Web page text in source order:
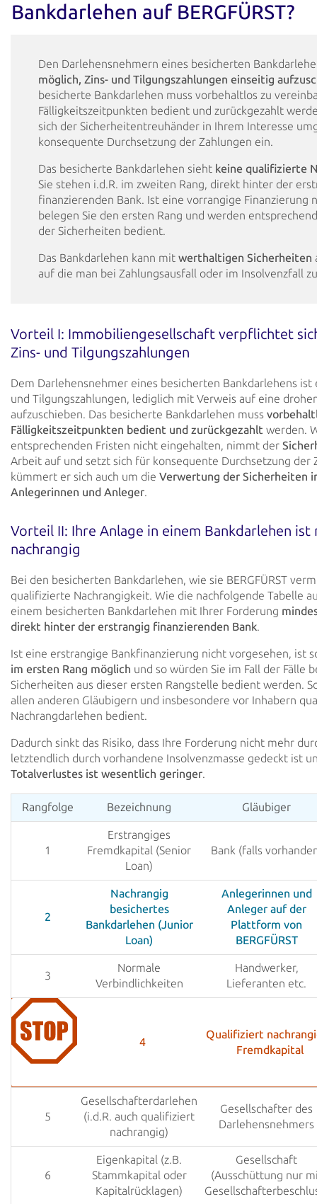
Bankdarlehen auf BERGFÜRST?
Den Darlehensnehmern eines besicherten
möglich, Zins- und Tilgungszahlungen einseitig
besicherte Bankdarlehen muss vorbehaltlos zu
Fälligkeitszeitpunkten bedient und zurückgezahlt
sich der Sicherheitentreuhänder in Ihrem Interesse
konsequente Durchsetzung der Zahlungen ein.
Das besicherte Bankdarlehen sieht keine qualifizierte
Sie stehen i.d.R. im zweiten Rang, direkt hinter der
finanzierenden Bank. Ist eine vorrangige Finanzierung
belegen Sie den ersten Rang und werden
der Sicherheiten bedient.
Das Bankdarlehen kann mit werthaltigen Sicherheiten
auf die man bei Zahlungsausfall oder im Insolvenzfall
Vorteil I: Immobiliengesellschaft verpflichtet
Zins- und Tilgungszahlungen
Dem Darlehensnehmer eines besicherten Bankdarlehens ist
und Tilgungszahlungen, lediglich mit Verweis auf eine
aufzuschieben. Das besicherte Bankdarlehen muss
Fälligkeitszeitpunkten bedient und zurückgezahlt werden.
entsprechenden Fristen nicht eingehalten, nimmt der
Arbeit auf und setzt sich für konsequente Durchsetzung der
kümmert er sich auch um die Verwertung der Sicherheiten
Anlegerinnen und Anleger.
Vorteil II: Ihre Anlage in einem Bankdarlehen
nachrangig
Bei den besicherten Bankdarlehen, wie sie BERGFÜRST
qualifizierte Nachrangigkeit. Wie die nachfolgende Tabelle
einem besicherten Bankdarlehen mit Ihrer Forderung
direkt hinter der erstrangig finanzierenden Bank.
Ist eine erstrangige Bankfinanzierung nicht vorgesehen, ist
im ersten Rang möglich und so würden Sie im Fall der Fälle
Sicherheiten aus dieser ersten Rangstelle bedient werden.
allen anderen Gläubigern und insbesondere vor Inhabern
Nachrangdarlehen bedient.
Dadurch sinkt das Risiko, dass Ihre Forderung nicht mehr
letztendlich durch vorhandene Insolvenzmasse gedeckt ist
Totalverlustes ist wesentlich geringer.
Rangfolge Bezeichnung Gläubiger
1
Erstrangiges
Fremdkapital (Senior
Loan)
Bank (falls
2
Nachrangig
besichertes
Bankdarlehen (Junior
Loan)
Anlegerinnen und
Anleger auf der
Plattform von
BERGFÜRST
3
Normale
Verbindlichkeiten
Handwerker,
Lieferanten etc.
4
Qualifiziert
Fremdkapital
5
Gesellschafterdarlehen
(i.d.R. auch qualifiziert
nachrangig)
Gesellschafter des
Darlehensnehmers
6
Eigenkapital (z.B.
Stammkapital oder
Kapitalrücklagen)
Gesellschaft
(Ausschüttung nur